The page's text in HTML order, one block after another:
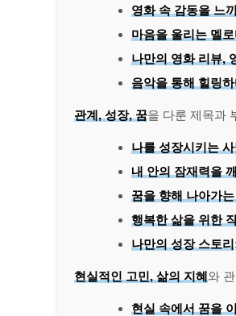
영화 속 감동을 느
마음을 울리는 멜로
나만의 영화 리뷰,
음악을 통해 힐링
관계, 성장, 꿈을 다룬 제목과
나를 성장시키는
내 안의 잠재력을
꿈을 향해 나아가
행복한 삶을 위한
나만의 성장 스토리
현실적인 고민, 삶의 지혜와
현실 속에서 꿈을